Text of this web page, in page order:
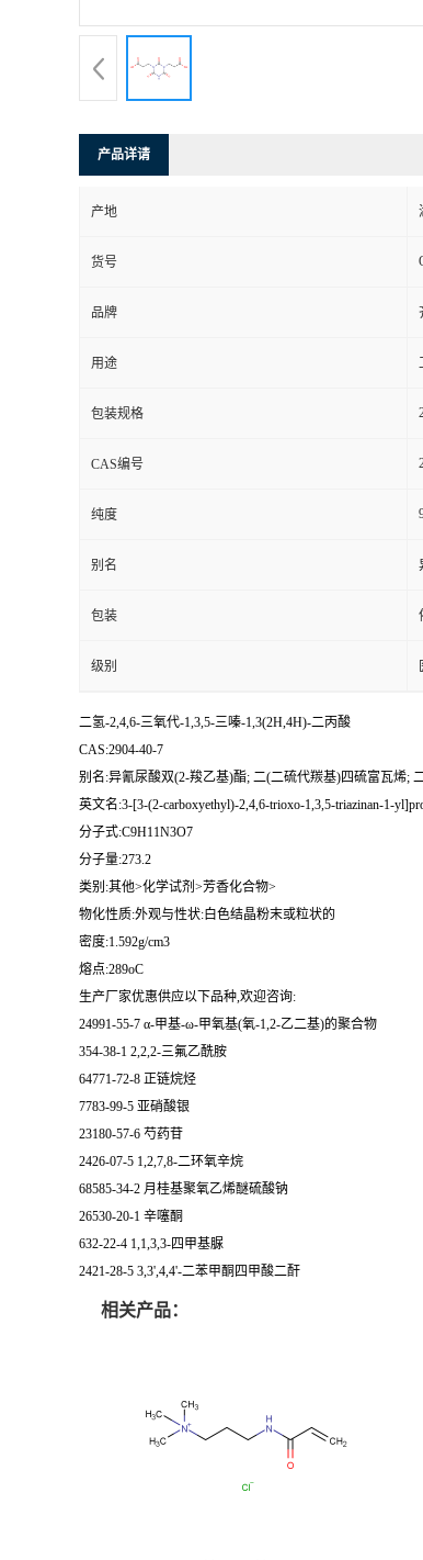
产品详请
产地
货号
品牌
用途
包装规格
CAS编号
纯度
别名
包装
级别
二氢-2,4,6-三氧代-1,3,5-三嗪-1,3(2H,4H)-二丙酸
CAS:2904-40-7
别名:异氰尿酸双(2-羧乙基)酯; 二(二硫代羰基)四硫富瓦烯;
英文名:3-[3-(2-carboxyethyl)-2,4,6-trioxo-1,3,5-triazinan-1-
分子式:C9H11N3O7
分子量:273.2
类别:其他>化学试剂>芳香化合物>
物化性质:外观与性状:白色结晶粉末或粒状的
密度:1.592g/cm3
熔点:289oC
生产厂家优惠供应以下品种,欢迎咨询:
24991-55-7 α-甲基-ω-甲氧基(氧-1,2-乙二基)的聚合物
354-38-1 2,2,2-三氟乙酰胺
64771-72-8 正链烷烃
7783-99-5 亚硝酸银
23180-57-6 芍药苷
2426-07-5 1,2,7,8-二环氧辛烷
68585-34-2 月桂基聚氧乙烯醚硫酸钠
26530-20-1 辛噻酮
632-22-4 1,1,3,3-四甲基脲
2421-28-5 3,3',4,4'-二苯甲酮四甲酸二酐
相关产品：